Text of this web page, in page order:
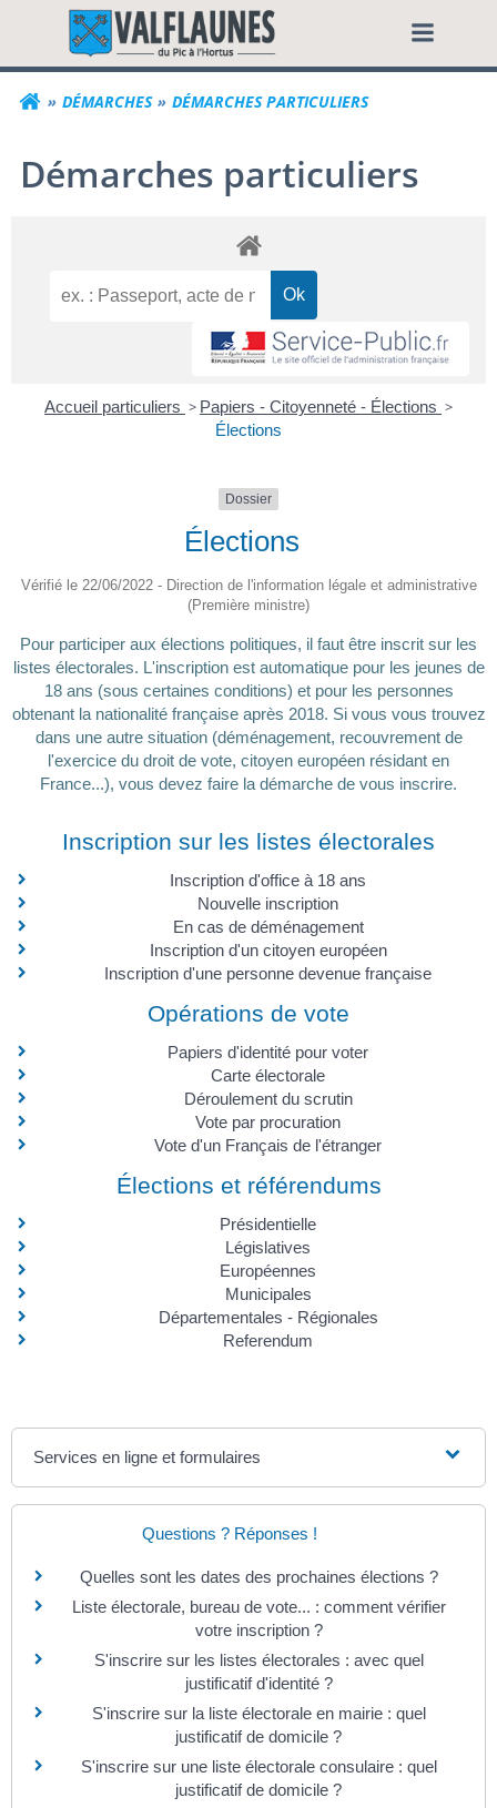
contenuCommune de
DÉMARCHES DÉMARCHES PARTICULIERS
Démarches particuliers
Accueil particuliers > Papiers - Citoyenneté - Élections >
Élections
Dossier
Élections
Vérifié le 22/06/2022 - Direction de l'information légale et administrative
(Première ministre)
Pour participer aux élections politiques, il faut être inscrit sur les
listes électorales. L'inscription est automatique pour les jeunes de
18 ans (sous certaines conditions) et pour les personnes
obtenant la nationalité française après 2018. Si vous vous trouvez
dans une autre situation (déménagement, recouvrement de
l'exercice du droit de vote, citoyen européen résidant en
France...), vous devez faire la démarche de vous inscrire.
Inscription sur les listes électorales
Inscription d'office à 18 ans
Nouvelle inscription
En cas de déménagement
Inscription d'un citoyen européen
Inscription d'une personne devenue française
Opérations de vote
Papiers d'identité pour voter
Carte électorale
Déroulement du scrutin
Vote par procuration
Vote d'un Français de l'étranger
Élections et référendums
Présidentielle
Législatives
Européennes
Municipales
Départementales - Régionales
Referendum
Services en ligne et formulaires
Questions ? Réponses !
Quelles sont les dates des prochaines élections ?
Liste électorale, bureau de vote... : comment vérifier
votre inscription ?
S'inscrire sur les listes électorales : avec quel
justificatif d'identité ?
S'inscrire sur la liste électorale en mairie : quel
justificatif de domicile ?
S'inscrire sur une liste électorale consulaire : quel
justificatif de domicile ?